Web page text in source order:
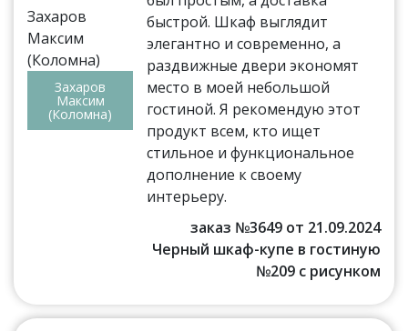
Захаров
Максим
(Коломна)
быстрой. Шкаф выглядит
элегантно и современно, а
раздвижные двери экономят
место в моей небольшой
гостиной. Я рекомендую этот
продукт всем, кто ищет
стильное и функциональное
дополнение к своему
интерьеру.
заказ №3649 от 21.09.2024
Черный шкаф-купе в гостиную
№209 с рисунком